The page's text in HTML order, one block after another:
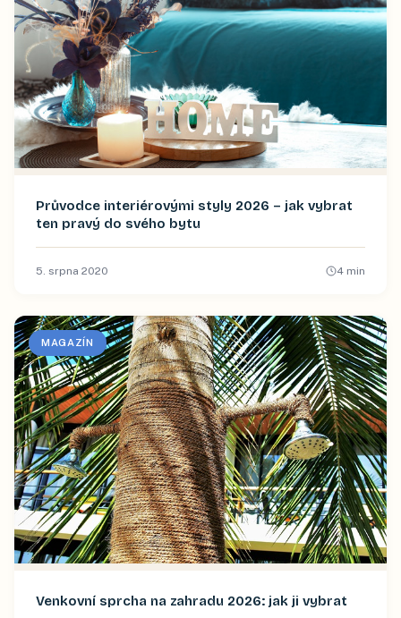
Průvodce interiérovými styly 2026 – jak vybrat
ten pravý do svého bytu
5. srpna 2020 4 min
MAGAZÍN
Venkovní sprcha na zahradu 2026: jak ji vybrat